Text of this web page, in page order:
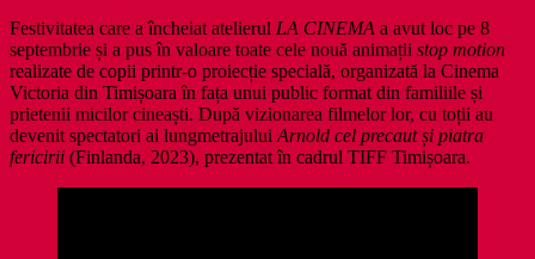
Festivitatea care a încheiat atelierul LA CINEMA a avut loc pe 8
septembrie și a pus în valoare toate cele nouă animații stop motion
realizate de copii printr-o proiecție specială, organizată la Cinema
Victoria din Timișoara în fața unui public format din familiile și
prietenii micilor cineaști. După vizionarea filmelor lor, cu toții au
devenit spectatori ai lungmetrajului Arnold cel precaut și piatra
fericirii (Finlanda, 2023), prezentat în cadrul TIFF Timișoara.